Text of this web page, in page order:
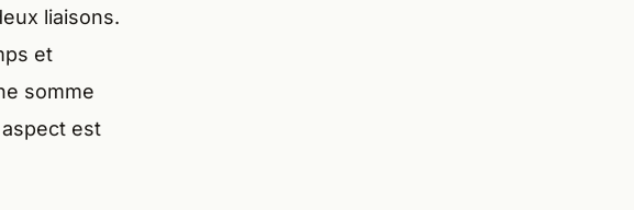
liaisons.
et
somme
est